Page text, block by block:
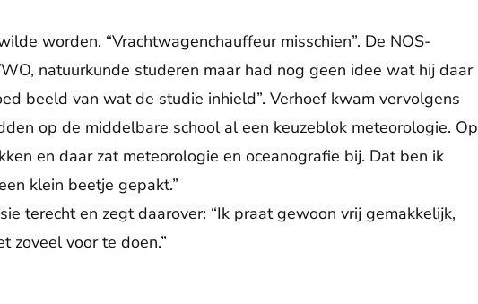
worden. “Vrachtwagenchauffeur misschien”. De NOS-
natuurkunde studeren maar had nog geen idee wat hij daar
beeld van wat de studie inhield”. Verhoef kwam vervolgens
op de middelbare school al een keuzeblok meteorologie. Op
en daar zat meteorologie en oceanografie bij. Dat ben ik
klein beetje gepakt.”
terecht en zegt daarover: “Ik praat gewoon vrij gemakkelijk,
zoveel voor te doen.”